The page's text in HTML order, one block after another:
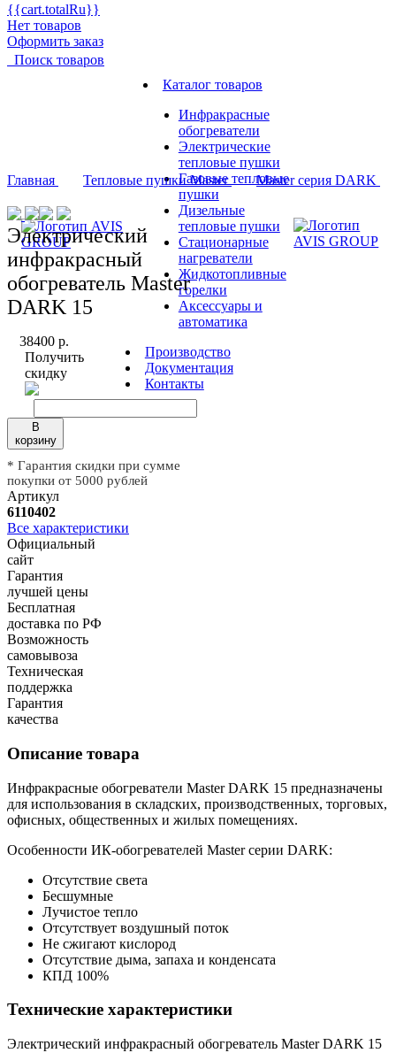
{{cart.totalRu}}
Нет товаров
Оформить заказ
Поиск товаров
Каталог товаров
Инфракрасные
обогреватели
Электрические
тепловые пушки
Газовые тепловые
пушки
Дизельные
тепловые пушки
Стационарные
нагреватели
Жидкотопливные
горелки
Аксессуары и
автоматика
Производство
Документация
Контакты
Главная Тепловые пушки Master Master серия DARK
Электрический
инфракрасный
обогреватель Master
DARK 15
38400 р.
Получить
скидку
В
корзину
* Гарантия скидки при сумме
покупки от 5000 рублей
Артикул
6110402
Все характеристики
Официальный
сайт
Гарантия
лучшей цены
Бесплатная
доставка по РФ
Возможность
самовывоза
Техническая
поддержка
Гарантия
качества
Описание товара
Инфракрасные обогреватели Master DARK 15 предназначены
для использования в складских, производственных, торговых,
офисных, общественных и жилых помещениях.
Особенности ИК-обогревателей Master серии DARK:
Отсутствие света
Бесшумные
Лучистое тепло
Отсутствует воздушный поток
Не сжигают кислород
Отсутствие дыма, запаха и конденсата
КПД 100%
Технические характеристики
Электрический инфракрасный обогреватель Master DARK 15